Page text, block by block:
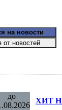
до
ХИТ